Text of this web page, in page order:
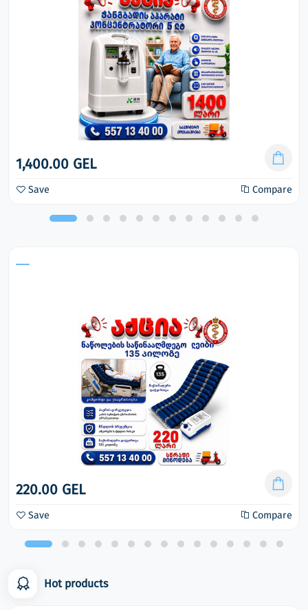
1,400.00 GEL
Save Compare
220.00 GEL
Save Compare
Hot products